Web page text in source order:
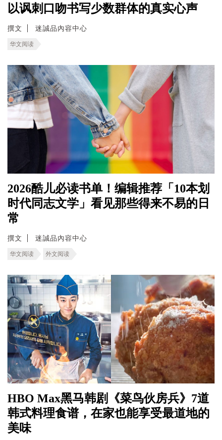
以讽刺口吻书写少数群体的真实心声
撰文 迷誠品內容中心
华文阅读
2026酷儿必读书单！编辑推荐「10本划
时代同志文学」看见那些得来不易的日
常
撰文 迷誠品內容中心
华文阅读 外文阅读
HBO Max黑马韩剧《菜鸟伙房兵》7道
韩式料理食谱，在家也能享受最道地的
美味